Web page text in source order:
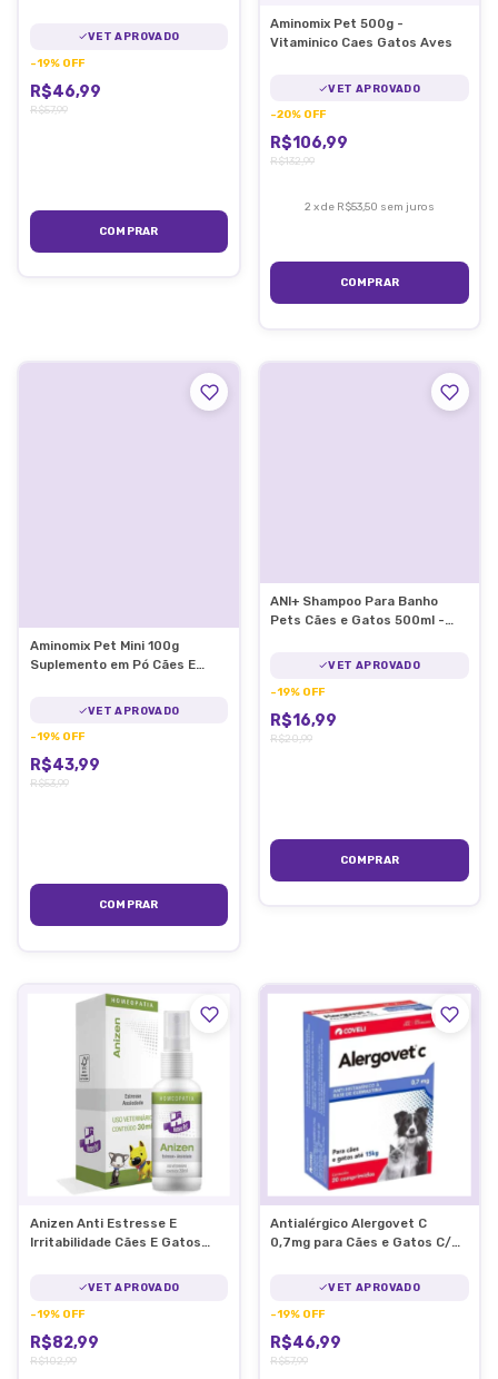
VET APROVADO
-19% OFF
R$46,99
R$57,99
Aminomix Pet 500g -
Vitaminico Caes Gatos Aves
VET APROVADO
-20% OFF
R$106,99
R$132,99
2 xde R$53,50 sem juros
Aminomix Pet Mini 100g
Suplemento em Pó Cães E
VET APROVADO
-19% OFF
R$43,99
R$53,99
ANI+ Shampoo Para Banho
Pets Cães e Gatos 500ml -
VET APROVADO
-19% OFF
R$16,99
R$20,99
Anizen Anti Estresse E
Irritabilidade Cães E Gatos
VET APROVADO
-19% OFF
R$82,99
R$102,99
Antialérgico Alergovet C
0,7mg para Cães e Gatos C/
VET APROVADO
-19% OFF
R$46,99
R$57,99